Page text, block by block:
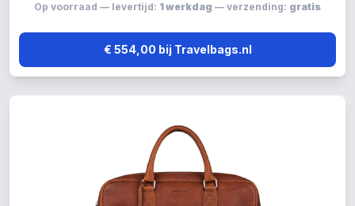
Op voorraad — levertijd: 1 werkdag — verzending: gratis
€ 554,00 bij Travelbags.nl